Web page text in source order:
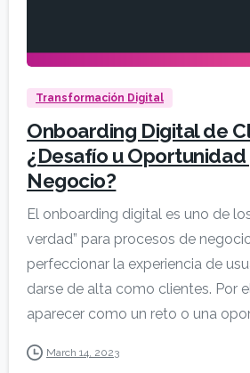
Transformación Digital
Onboarding Digital de
¿Desafío u
Negocio?
El onboarding digital es uno de
verdad” para procesos de
perfeccionar la experiencia de
darse de alta como clientes. Por
aparecer como un reto o una
March 14, 2023